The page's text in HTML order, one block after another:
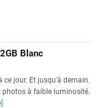
Blanc
ce jour. Et jusqu'à demain.
à faible luminosité.